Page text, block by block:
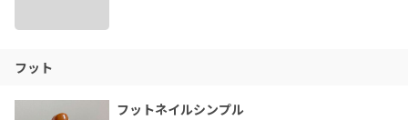
フット
フットネイルシンプル